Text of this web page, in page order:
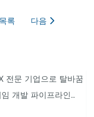
목록 다음
전문 기업으로 탈바꿈
개발 파이프라인..